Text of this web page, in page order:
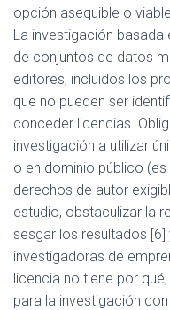
opción asequible o
La investigación basada
de conjuntos de datos
editores, incluidos los
que no pueden ser
conceder licencias.
investigación a utilizar
o en dominio público
derechos de autor
estudio, obstaculizar la
sesgar los resultados [6]
investigadoras de
licencia no tiene por
para la investigación con